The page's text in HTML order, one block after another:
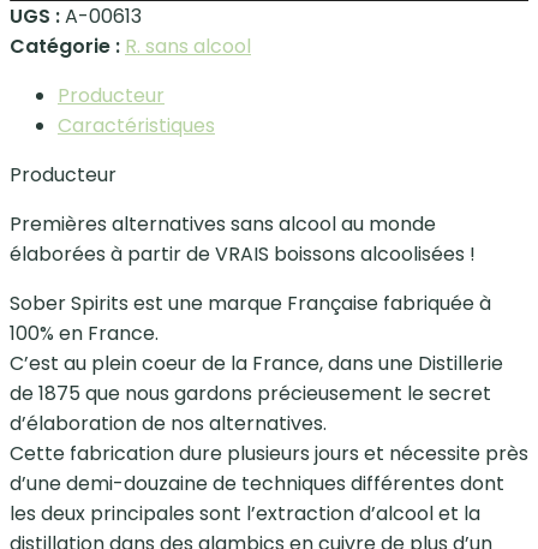
UGS :A-00613
Catégorie : R. sans alcool
Producteur
Caractéristiques
Producteur
Premières alternatives sans alcool au monde
élaborées à partir de VRAIS boissons alcoolisées !
Sober Spirits est une marque Française fabriquée à
100% en France.
C’est au plein coeur de la France, dans une Distillerie
de 1875 que nous gardons précieusement le secret
d’élaboration de nos alternatives.
Cette fabrication dure plusieurs jours et nécessite près
d’une demi-douzaine de techniques différentes dont
les deux principales sont l’extraction d’alcool et la
distillation dans des alambics en cuivre de plus d’un